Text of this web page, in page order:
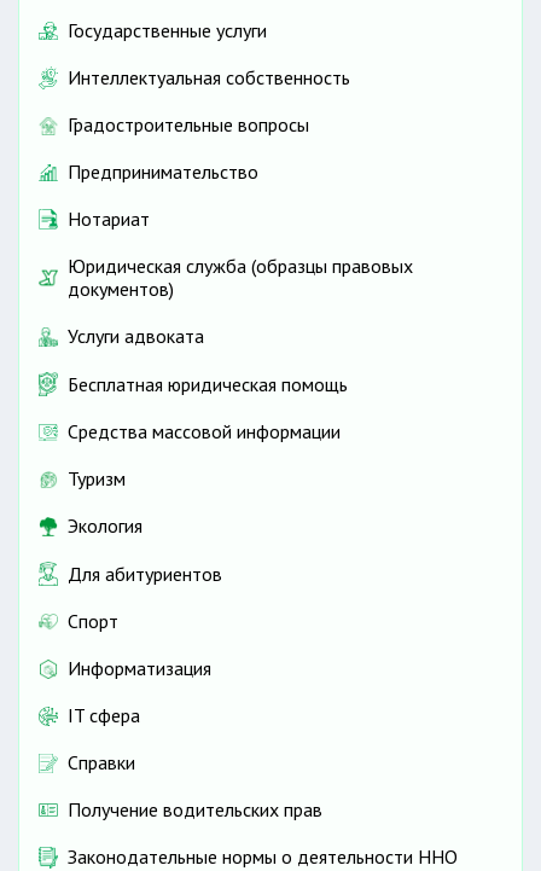
Государственные услуги
Интеллектуальная собственность
Градостроительные вопросы
Предпринимательство
Нотариат
Юридическая служба (образцы правовых
документов)
Услуги адвоката
Бесплатная юридическая помощь
Средства массовой информации
Туризм
Экология
Для абитуриентов
Спорт
Информатизация
IT сфера
Справки
Получение водительских прав
Законодательные нормы о деятельности ННО